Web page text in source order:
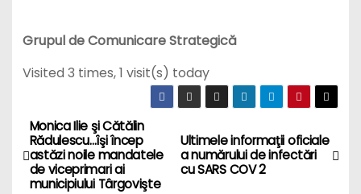
Grupul de Comunicare Strategică
Visited 3 times, 1 visit(s) today
N
a
Ultimele informaţii oficiale
a numărului de infectări
cu SARS COV 2
Monica Ilie şi Cătălin
Rădulescu…îşi încep
astăzi noile mandatele
de viceprimari ai
municipiului Târgovişte